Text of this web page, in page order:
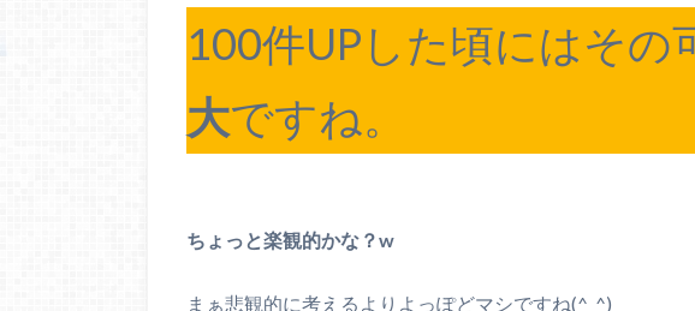
100件UPした頃にはその
大ですね。
ちょっと楽観的かな？w
まぁ悲観的に考えるよりよっぽどマシですね(^_^)